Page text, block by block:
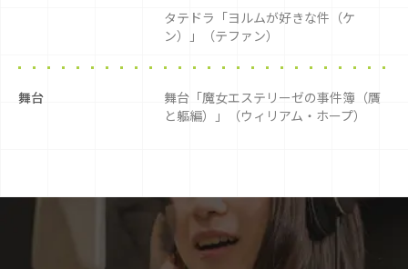
タテドラ「ヨルムが好きな件（ケ
ン）」（テファン）
舞台
舞台「魔女エステリーゼの事件簿（贋
と軀編）」（ウィリアム・ホープ）